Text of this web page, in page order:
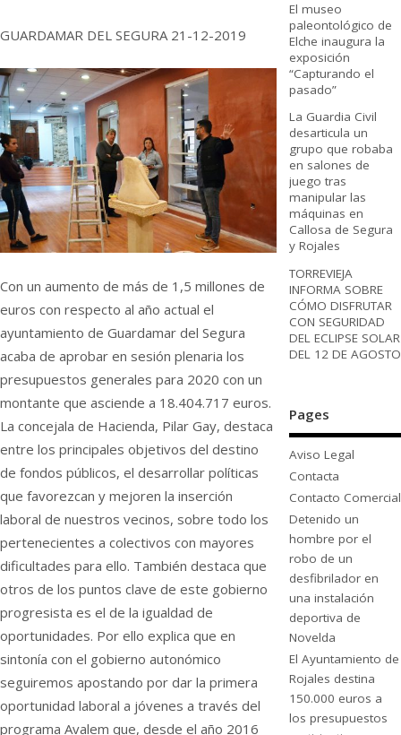
GUARDAMAR DEL SEGURA 21-12-2019
Con un aumento de más de 1,5 millones de
euros con respecto al año actual el
ayuntamiento de Guardamar del Segura
acaba de aprobar en sesión plenaria los
presupuestos generales para 2020 con un
montante que asciende a 18.404.717 euros.
La concejala de Hacienda, Pilar Gay, destaca
entre los principales objetivos del destino
de fondos públicos, el desarrollar políticas
que favorezcan y mejoren la inserción
laboral de nuestros vecinos, sobre todo los
pertenecientes a colectivos con mayores
dificultades para ello. También destaca que
otros de los puntos clave de este gobierno
progresista es el de la igualdad de
oportunidades. Por ello explica que en
sintonía con el gobierno autonómico
seguiremos apostando por dar la primera
oportunidad laboral a jóvenes a través del
programa Avalem que, desde el año 2016
El museo
paleontológico de
Elche inaugura la
exposición
“Capturando el
pasado”
La Guardia Civil
desarticula un
grupo que robaba
en salones de
juego tras
manipular las
máquinas en
Callosa de Segura
y Rojales
TORREVIEJA
INFORMA SOBRE
CÓMO DISFRUTAR
CON SEGURIDAD
DEL ECLIPSE SOLAR
DEL 12 DE AGOSTO
Pages
Aviso Legal
Contacta
Contacto Comercial
Detenido un
hombre por el
robo de un
desfibrilador en
una instalación
deportiva de
Novelda
El Ayuntamiento de
Rojales destina
150.000 euros a
los presupuestos